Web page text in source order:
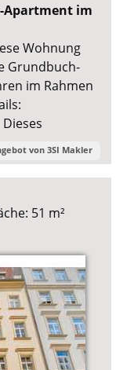
Apartment im
Wohnung
Grundbuch-
im Rahmen
von 3SI Makler
51 m²